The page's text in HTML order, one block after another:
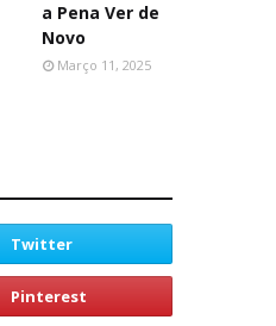
a Pena Ver de
Novo
Março 11, 2025